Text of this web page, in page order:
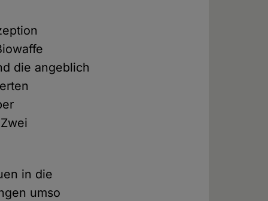
die angeblich
in die
umso